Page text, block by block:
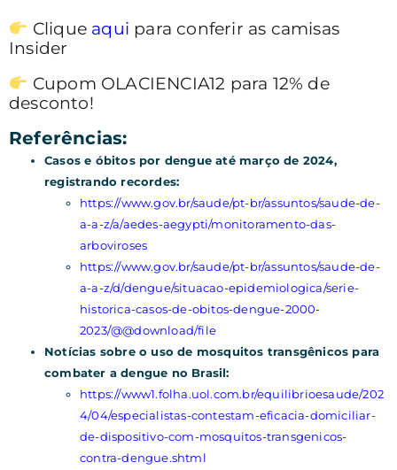
Clique aqui para conferir as camisas
Insider
Cupom OLACIENCIA12 para 12% de
desconto!
Referências:
Casos e óbitos por dengue até março de 2024,
registrando recordes:
https://www.gov.br/saude/pt-br/assuntos/saude-de-
a-a-z/a/aedes-aegypti/monitoramento-das-
arboviroses
https://www.gov.br/saude/pt-br/assuntos/saude-de-
a-a-z/d/dengue/situacao-epidemiologica/serie-
historica-casos-de-obitos-dengue-2000-
2023/@@download/file
Notícias sobre o uso de mosquitos transgênicos para
combater a dengue no Brasil:
https://www1.folha.uol.com.br/equilibrioesaude/202
4/04/especialistas-contestam-eficacia-domiciliar-
de-dispositivo-com-mosquitos-transgenicos-
contra-dengue.shtml